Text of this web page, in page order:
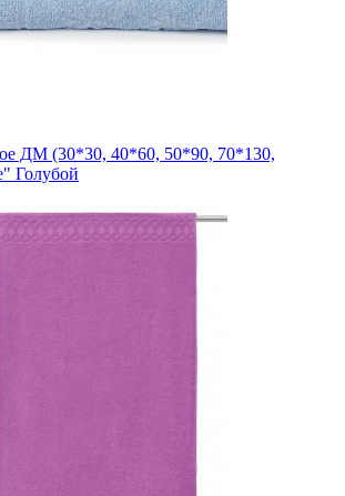
ДМ (30*30, 40*60, 50*90, 70*130,
Голубой